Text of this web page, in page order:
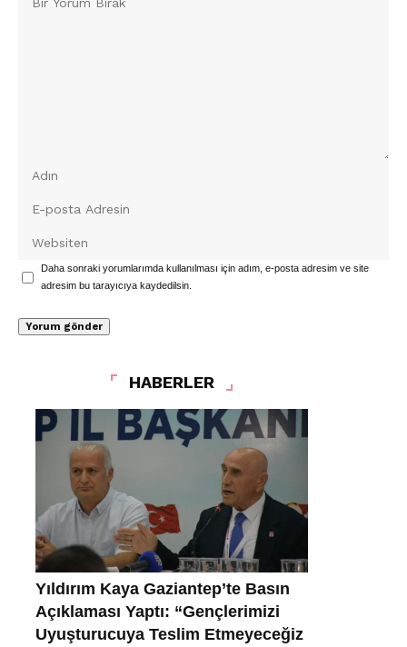
Daha sonraki yorumlarımda kullanılması için adım, e-posta adresim ve site
adresim bu tarayıcıya kaydedilsin.
HABERLER
Yıldırım Kaya Gaziantep’te Basın
Açıklaması Yaptı: “Gençlerimizi
Uyuşturucuya Teslim Etmeyeceğiz